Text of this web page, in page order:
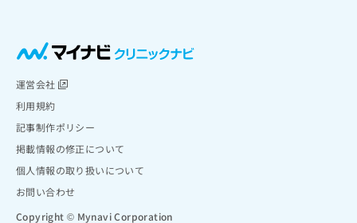
運営会社
利用規約
記事制作ポリシー
掲載情報の修正について
個人情報の取り扱いについて
お問い合わせ
Copyright © Mynavi Corporation